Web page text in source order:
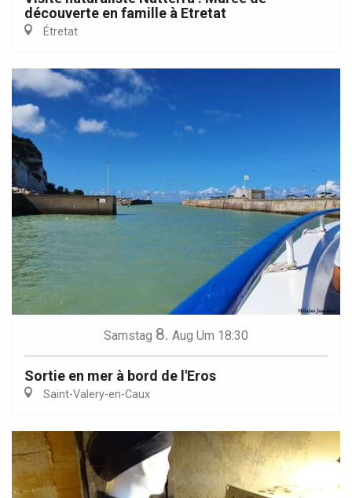
découverte en famille à Etretat
Étretat
Samstag 8. Aug Um 18:30
Sortie en mer à bord de l'Eros
Saint-Valery-en-Caux